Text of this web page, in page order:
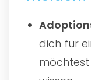
dich für